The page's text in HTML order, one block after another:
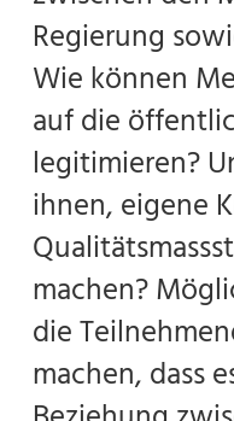
Regierung
Wie können
auf die
legitimieren?
ihnen, eigene
machen?
die
machen, dass